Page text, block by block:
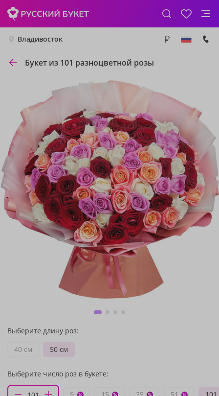
Владивосток
Букет из 101 разноцветной розы
Выберите длину роз:
40 см
50 см
Выберите число роз в букете: